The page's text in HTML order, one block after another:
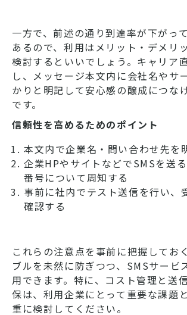
一方で、前述の通り到達率が下がっ
あるので、利用はメリット・デメリ
検討するといいでしょう。キャリア
し、メッセージ本文内に会社名やサ
かりと明記して安心感の醸成につな
です。
信頼性を高めるためのポイント
本文内で企業名・問い合わせ先を
企業HPやサイトなどでSMSを送
番号について周知する
事前に社内でテスト送信を行い、
確認する
これらの注意点を事前に把握してお
ブルを未然に防ぎつつ、SMSサービ
用できます。特に、コスト管理と送
保は、利用企業にとって重要な課題
重に検討してください。